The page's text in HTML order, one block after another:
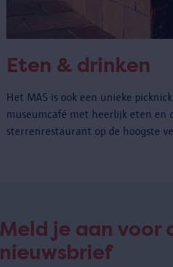
Eten & drinken
Het MAS is ook een unieke
museumcafé met heerlijk eten en
sterrenrestaurant op de hoogste
Meld je aan voor
nieuwsbrief